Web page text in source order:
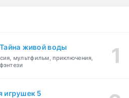
живой воды
мультфильм, приключения,
игрушек 5